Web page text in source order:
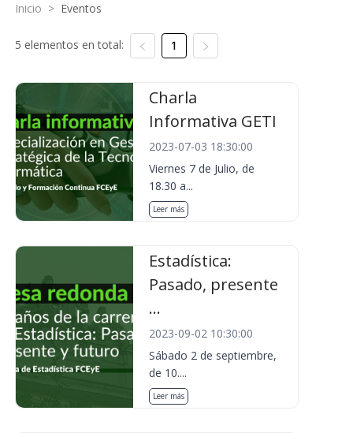
Inicio > Eventos
5 elementos en total: 1
Charla
Informativa GETI
2023-07-03 18:30:00
Viernes 7 de Julio, de
18.30 a...
Leer más
Estadística:
Pasado, presente
...
2023-09-02 10:30:00
Sábado 2 de septiembre,
de 10....
Leer más